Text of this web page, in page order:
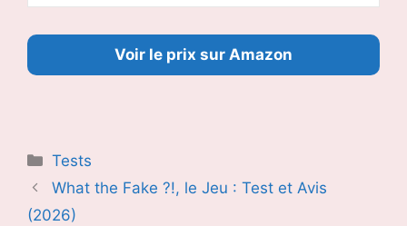
Voir le prix sur Amazon
Catégories
Tests
What the Fake ?!, le Jeu : Test et Avis
(2026)